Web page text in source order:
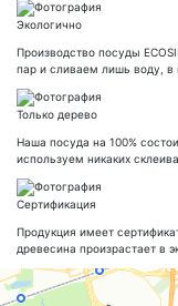
Экологично
Производство посуды
пар и сливаем лишь воду, в
Только дерево
Наша посуда на 100%
используем никаких
Сертификация
Продукция имеет
древесина произрастает в